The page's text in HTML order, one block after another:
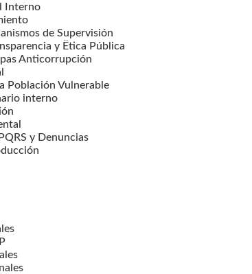
Interno
de Supervisión
y Ëtica Pública
Anticorrupción
Población Vulnerable
interno
y Denuncias